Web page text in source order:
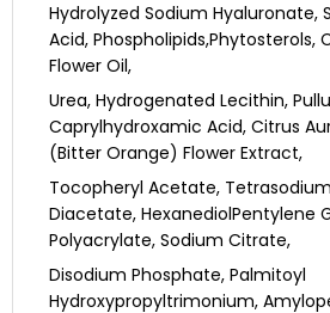
Hydrolyzed Sodium Hyaluronate,
Acid, Phospholipids,Phytosterols,
Flower Oil,
Urea, Hydrogenated Lecithin,
Caprylhydroxamic Acid, Citrus
(Bitter Orange) Flower Extract,
Tocopheryl Acetate,
Diacetate, HexanediolPentylene
Polyacrylate, Sodium Citrate,
Disodium Phosphate, Palmitoyl
Hydroxypropyltrimonium,